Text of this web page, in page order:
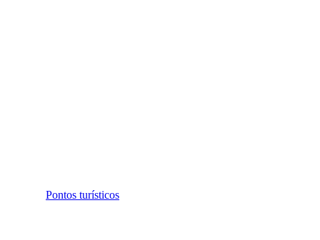
Pontos turísticos